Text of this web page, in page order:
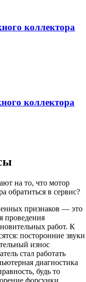
коллектора
коллектора
на то, что мотор
обратиться в сервис?
признаков — это
проведения
работ. К
посторонние звуки
износ
стал работать
диагностика
будь то
форсунки.